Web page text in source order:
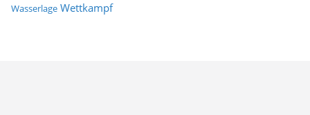
Wasserlage Wettkampf